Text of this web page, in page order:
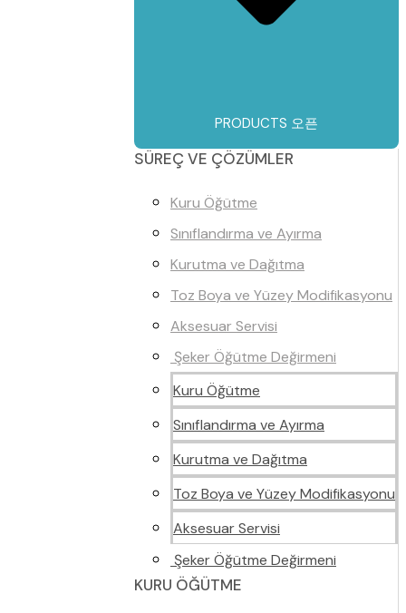
PRODUCTS 오픈
SÜREÇ VE ÇÖZÜMLER
Kuru Öğütme
Sınıflandırma ve Ayırma
Kurutma ve Dağıtma
Toz Boya ve Yüzey Modifikasyonu
Aksesuar Servisi
Şeker Öğütme Değirmeni
Kuru Öğütme
Sınıflandırma ve Ayırma
Kurutma ve Dağıtma
Toz Boya ve Yüzey Modifikasyonu
Aksesuar Servisi
Şeker Öğütme Değirmeni
KURU ÖĞÜTME